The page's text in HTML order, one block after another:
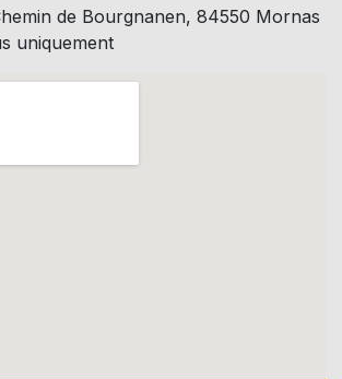
de Bourgnanen, 84550 Mornas
uniquement